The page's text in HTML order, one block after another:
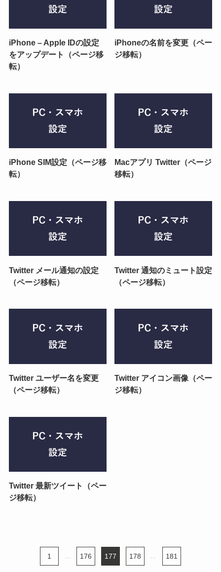
iPhone – Apple IDの設定
をアップデート（ページ移
転）
iPhoneの名前を変更（ペー
ジ移転）
iPhone SIM設定（ページ移
転）
Macアプリ Twitter（ページ
移転）
Twitter メール通知の設定
（ページ移転）
Twitter 通知のミュート設定
（ページ移転）
Twitter ユーザー名を変更
（ページ移転）
Twitter アイコン画像（ペー
ジ移転）
Twitter 最新ツイート（ペー
ジ移転）
1 ... 176 177 178 ... 181